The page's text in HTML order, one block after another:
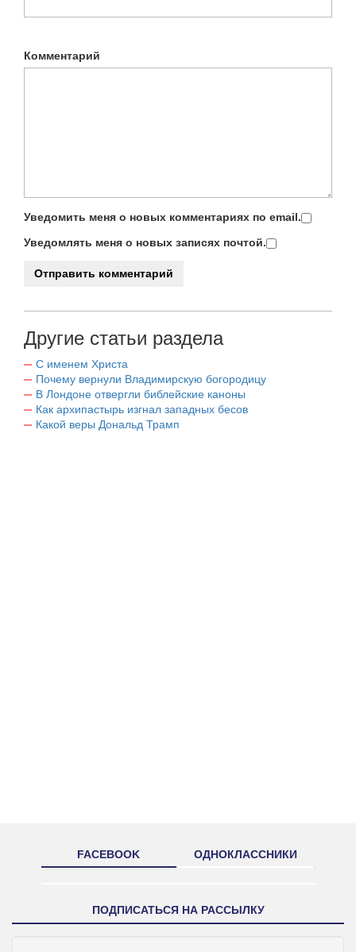
Комментарий
Уведомить меня о новых комментариях по email.
Уведомлять меня о новых записях почтой.
Другие статьи раздела
С именем Христа
Почему вернули Владимирскую богородицу
В Лондоне отвергли библейские каноны
Как архипастырь изгнал западных бесов
Какой веры Дональд Трамп
FACEBOOK ОДНОКЛАССНИКИ
ПОДПИСАТЬСЯ НА РАССЫЛКУ